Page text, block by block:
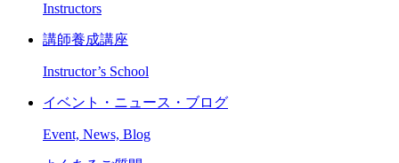
Instructors
講師養成講座
Instructor’s School
イベント・ニュース・ブログ
Event, News, Blog